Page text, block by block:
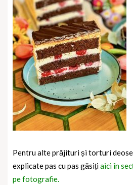
Pentru alte prăjituri și torturi
explicate pas cu pas găsițiaici în
pe fotografie.